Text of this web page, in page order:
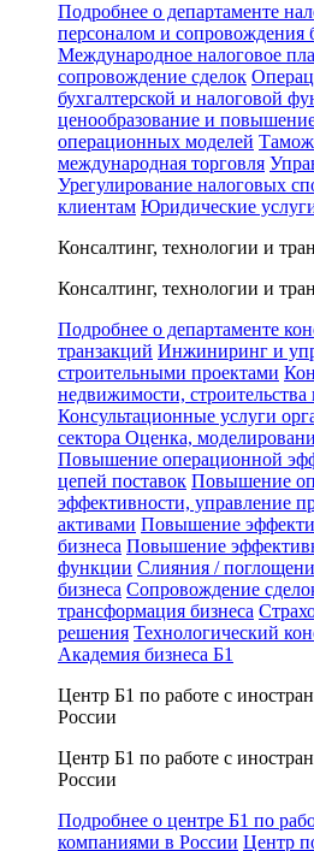
Подробнее о департаменте
персоналом и сопровождения
Международное налоговое
сопровождение сделок
бухгалтерской и налоговой
ценообразование и
операционных моделей
международная торговля
Урегулирование налоговых
клиентам Юридические
Консалтинг, технологии и
Консалтинг, технологии и
Подробнее о департаменте
транзакций Инжиниринг и
строительными проектами
недвижимости, строительства
Консультационные услуги
сектора Оценка,
Повышение операционной
цепей поставок Повышение
эффективности, управление
активами Повышение
бизнеса Повышение
функции Слияния /
бизнеса Сопровождение
трансформация бизнеса
решения Технологический
Академия бизнеса Б1
Центр Б1 по работе с
России
Центр Б1 по работе с
России
Подробнее о центре Б1 по
компаниями в России Центр